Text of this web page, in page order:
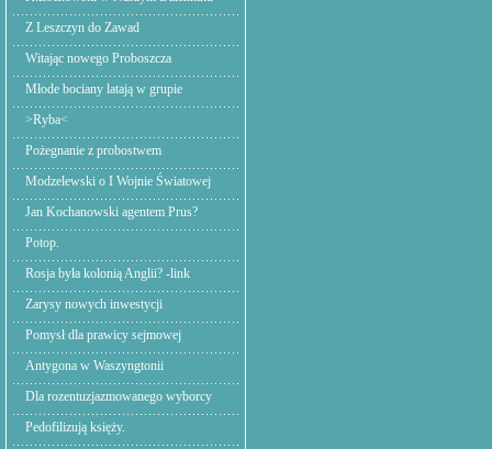
Z Leszczyn do Zawad
Witając nowego Proboszcza
Młode bociany latają w grupie
>Ryba<
Pożegnanie z probostwem
Modzelewski o I Wojnie Światowej
Jan Kochanowski agentem Prus?
Potop.
Rosja była kolonią Anglii? -link
Zarysy nowych inwestycji
Pomysł dla prawicy sejmowej
Antygona w Waszyngtonii
Dla rozentuzjazmowanego wyborcy
Pedofilizują księży.